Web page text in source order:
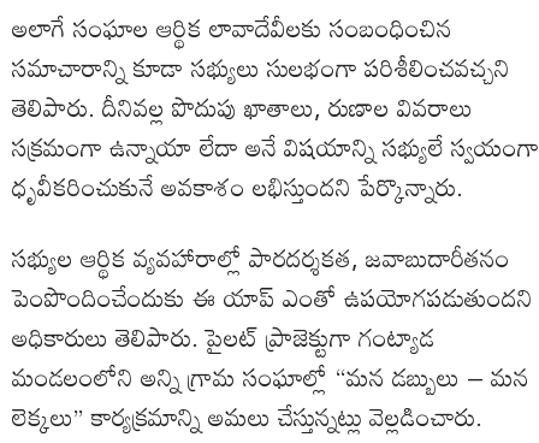
అలాగే సంఘాల ఆర్థిక లావాదేవీలకు సంబంధించిన
సమాచారాన్ని కూడా సభ్యులు సులభంగా పరిశీలించవచ్చని
తెలిపారు. దీనివల్ల పొదుపు ఖాతాలు, రుణాల వివరాలు
సక్రమంగా ఉన్నాయా లేదా అనే విషయాన్ని సభ్యులే స్వయంగా
ధృవీకరించుకునే అవకాశం లభిస్తుందని పేర్కొన్నారు.
సభ్యుల ఆర్థిక వ్యవహారాల్లో పారదర్శకత, జవాబుదారీతనం
పెంపొందించేందుకు ఈ యాప్ ఎంతో ఉపయోగపడుతుందని
అధికారులు తెలిపారు. పైలట్ ప్రాజెక్టుగా గంట్యాడ
మండలంలోని అన్ని గ్రామ సంఘాల్లో “మన డబ్బులు – మన
లెక్కలు” కార్యక్రమాన్ని అమలు చేస్తున్నట్లు వెల్లడించారు.